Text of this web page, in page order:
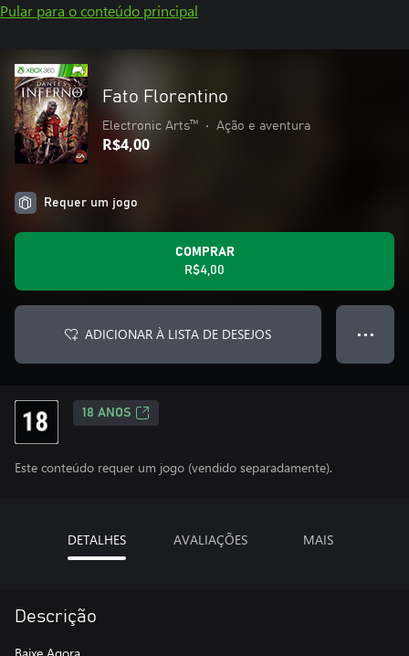
Pular para o conteúdo principal
Fato Florentino
Electronic Arts™ • Ação e aventura
R$4,00
Requer um jogo
COMPRAR
R$4,00
ADICIONAR À LISTA DE DESEJOS ● ● ●
18 ANOS
Este conteúdo requer um jogo (vendido separadamente).
DETALHES AVALIAÇÕES MAIS
Descrição